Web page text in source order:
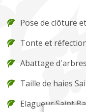
Pose de clôture
Tonte et
Abattage
Taille de haies
Elagueur Saint